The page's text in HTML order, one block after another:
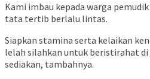
Kami imbau kepada warga
tata tertib berlalu lintas.
Siapkan stamina serta kelaikan
lelah silahkan untuk beristirahat
sediakan, tambahnya.